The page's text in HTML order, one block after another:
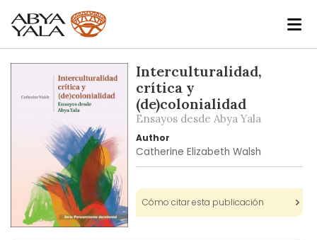
the
gallery
Interculturalidad,
crítica y
(de)colonialidad
Ensayos desde Abya Yala
Author
Catherine Elizabeth Walsh
Cómo citar esta publicación